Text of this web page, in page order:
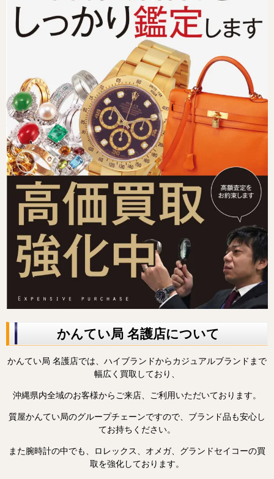
かんてい局 名護店について
かんてい局 名護店では、ハイブランドからカジュアルブランドまで
幅広く買取しており、
沖縄県内全域のお客様からご来店、ご利用いただいております。
質屋かんてい局のグループチェーンですので、ブランド品も安心し
てお持ちください。
また腕時計の中でも、ロレックス、オメガ、グランドセイコーの買
取を強化しております。